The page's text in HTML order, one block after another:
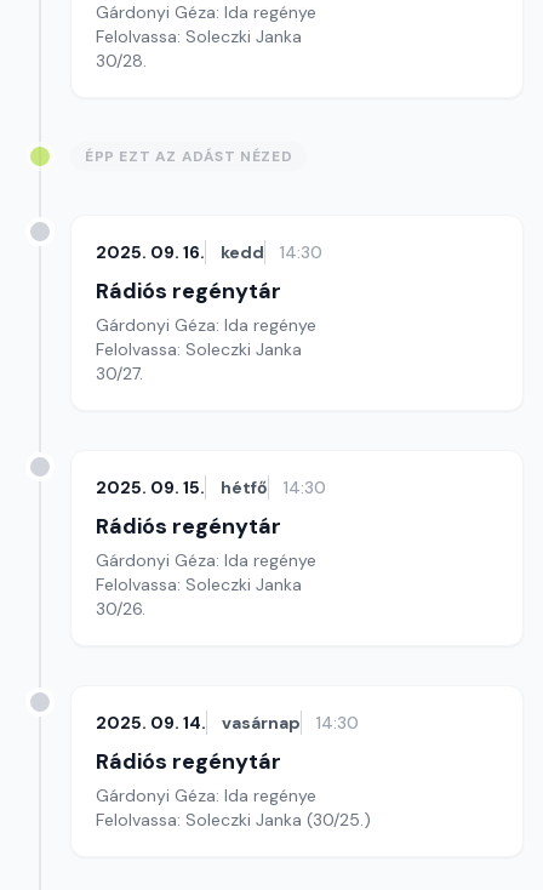
Gárdonyi Géza: Ida regénye
Felolvassa: Soleczki Janka
30/28.
ÉPP EZT AZ ADÁST NÉZED
2025. 09. 16. kedd 14:30
Rádiós regénytár
Gárdonyi Géza: Ida regénye
Felolvassa: Soleczki Janka
30/27.
2025. 09. 15. hétfő 14:30
Rádiós regénytár
Gárdonyi Géza: Ida regénye
Felolvassa: Soleczki Janka
30/26.
2025. 09. 14. vasárnap 14:30
Rádiós regénytár
Gárdonyi Géza: Ida regénye
Felolvassa: Soleczki Janka (30/25.)